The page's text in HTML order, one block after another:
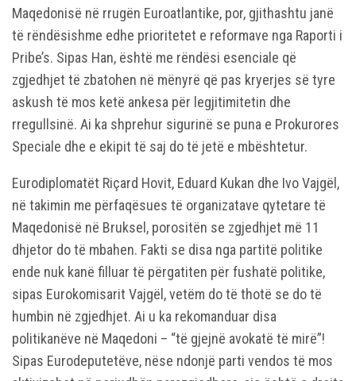
Maqedonisë në rrugën Euroatlantike, por, gjithashtu janë
të rëndësishme edhe prioritetet e reformave nga Raporti i
Pribe’s. Sipas Han, është me rëndësi esenciale që
zgjedhjet të zbatohen në mënyrë që pas kryerjes së tyre
askush të mos ketë ankesa për legjitimitetin dhe
rregullsinë. Ai ka shprehur sigurinë se puna e Prokurores
Speciale dhe e ekipit të saj do të jetë e mbështetur.
Eurodiplomatët Riçard Hovit, Eduard Kukan dhe Ivo Vajgël,
në takimin me përfaqësues të organizatave qytetare të
Maqedonisë në Bruksel, porositën se zgjedhjet më 11
dhjetor do të mbahen. Fakti se disa nga partitë politike
ende nuk kanë filluar të përgatiten për fushatë politike,
sipas Eurokomisarit Vajgël, vetëm do të thotë se do të
humbin në zgjedhjet. Ai u ka rekomanduar disa
politikanëve në Maqedoni – “të gjejnë avokatë të mirë”!
Sipas Eurodeputetëve, nëse ndonjë parti vendos të mos